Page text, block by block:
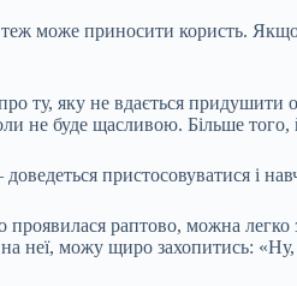
може приносити користь. Якщо
ту, яку не вдається придушити
не буде щасливою. Більше
пристосовуватися і
проявилася раптово, можна
неї, можу щиро захопитись: